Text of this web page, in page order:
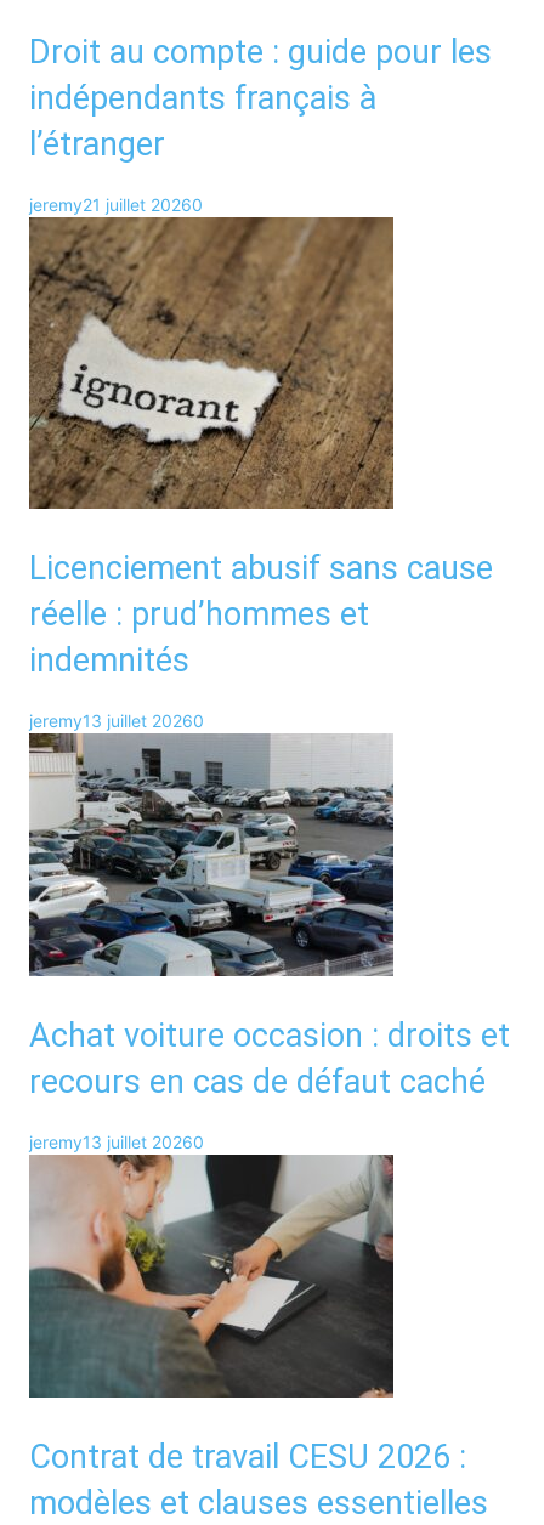
Droit au compte : guide pour les
indépendants français à
l’étranger
jeremy21 juillet 20260
Licenciement abusif sans cause
réelle : prud’hommes et
indemnités
jeremy13 juillet 20260
Achat voiture occasion : droits et
recours en cas de défaut caché
jeremy13 juillet 20260
Contrat de travail CESU 2026 :
modèles et clauses essentielles